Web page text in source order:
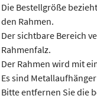
Die Bestellgröße
den Rahmen.
Der sichtbare Bereich
Rahmenfalz.
Der Rahmen wird mit
Es sind
Bitte entfernen Sie die